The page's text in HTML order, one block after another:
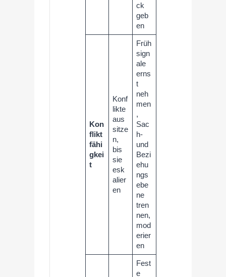
ck
geb
en
Kon
flikt
fähi
gkei
t
Konf
likte
aus
sitze
n,
bis
sie
esk
alier
en
Früh
sign
ale
erns
t
neh
men
,
Sac
h-
und
Bezi
ehu
ngs
ebe
ne
tren
nen,
mod
erier
en
Fest
e